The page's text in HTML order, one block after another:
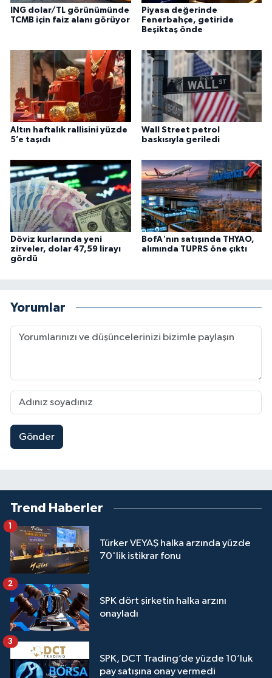
ING dolar/TL görünümünde
TCMB için faiz alanı görüyor
Piyasa değerinde
Fenerbahçe, getiride
Beşiktaş önde
Altın haftalık rallisini yüzde
5’e taşıdı
Wall Street petrol
baskısıyla geriledi
Döviz kurlarında yeni
zirveler, dolar 47,59 lirayı
gördü
BofA'nın satışında THYAO,
alımında TUPRS öne çıktı
Yorumlar
Gönder
Trend Haberler
Türker VEYAŞ halka arzında yüzde
70'lik istikrar fonu
1
SPK dört şirketin halka arzını
onayladı
2
SPK, DCT Trading’de yüzde 10’luk
pay satışına onay vermedi
3